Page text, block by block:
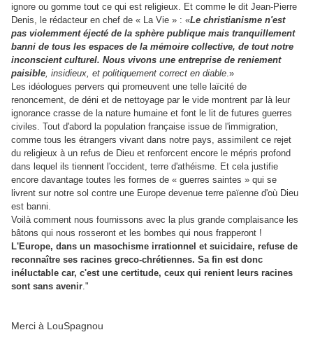
ignore ou gomme tout ce qui est religieux . Et comme le dit Jean-Pierre
Denis, le rédacteur en chef de « La Vie » : «Le christianisme n'est
pas violemment éjecté de la sphère publique mais tranquillement
banni de tous les espaces de la mémoire collective, de tout notre
inconscient culturel. Nous vivons une entreprise de reniement
paisible , insidieux, et politiquement correct en diable .»
Les idéologues pervers qui promeuvent une telle laïcité de
renoncement, de déni et de nettoyage par le vide montrent par là leur
ignorance crasse de la nature humaine et font le lit de futures guerres
civiles . Tout d'abord la population française issue de l'immigration,
comme tous les étrangers vivant dans notre pays, assimilent ce rejet
du religieux à un refus de Dieu et renforcent encore le mépris profond
dans lequel ils tiennent l'occident, terre d'athéisme. Et cela justifie
encore davantage toutes les formes de « guerres saintes » qui se
livrent sur notre sol contre une Europe devenue terre païenne d'où Dieu
est banni.
Voilà comment nous fournissons avec la plus grande complaisance les
bâtons qui nous rosseront et les bombes qui nous frapperont !
L'Europe, dans un masochisme irrationnel et suicidaire, refuse de
reconnaître ses racines greco-chrétiennes. Sa fin est donc
inéluctable car, c'est une certitude, ceux qui renient leurs racines
sont sans avenir ."
Merci à LouSpagnou